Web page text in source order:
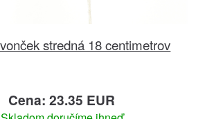
stredná 18 centimetrov
Cena: 23.35 EUR